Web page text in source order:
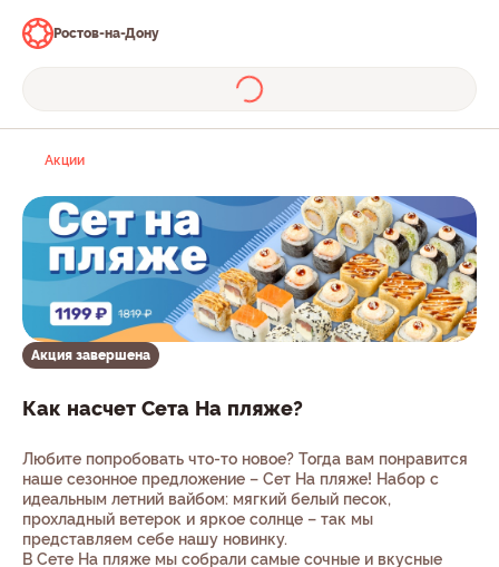
Ростов-на-Дону
Акции
Акция завершена
Как насчет Сета На пляже?
Любите попробовать что-то новое? Тогда вам понравится
наше сезонное предложение – Сет На пляже! Набор с
идеальным летний вайбом: мягкий белый песок,
прохладный ветерок и яркое солнце – так мы
представляем себе нашу новинку.
В Сете На пляже мы собрали самые сочные и вкусные